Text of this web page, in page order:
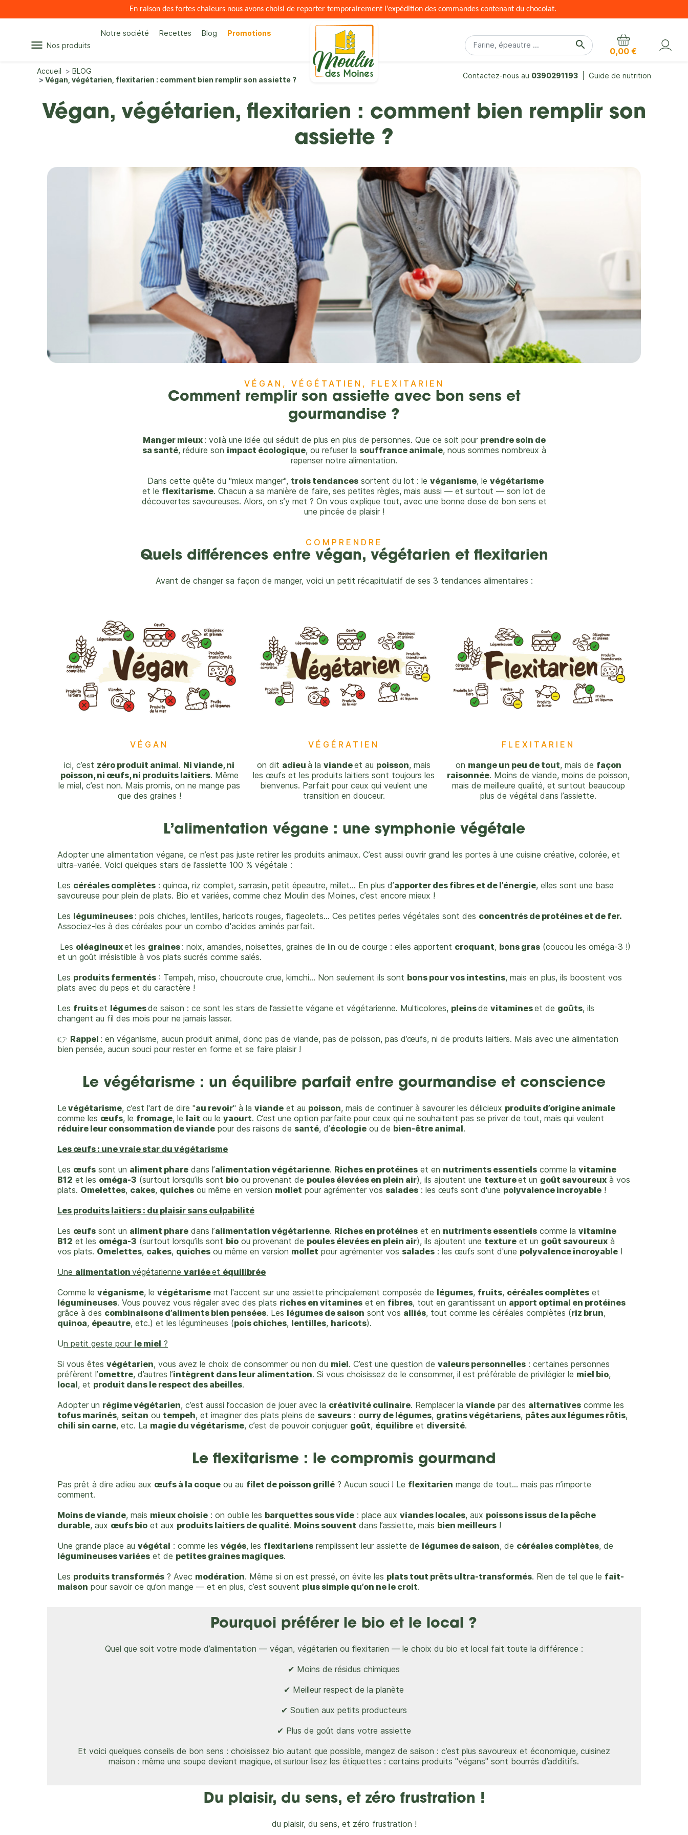
En raison des fortes chaleurs nous avons choisi de reporter temporairement l’expédition des commandes contenant du chocolat.
menu Nos produits
Notre société Recettes Blog Promotions
search
0,00 €
Accueil
BLOG
Végan, végétarien, flexitarien : comment bien remplir son assiette ?
Contactez-nous au 0390291193 Guide de nutrition
Végan, végétarien, flexitarien : comment bien remplir son
assiette ?
VÉGAN, VÉGÉTATIEN, FLEXITARIEN
Comment remplir son assiette avec bon sens et
gourmandise ?
Manger mieux : voilà une idée qui séduit de plus en plus de personnes. Que ce soit pour prendre soin de
sa santé, réduire son impact écologique, ou refuser la souffrance animale, nous sommes nombreux à
repenser notre alimentation.
Dans cette quête du "mieux manger", trois tendancessortent du lot : le véganisme, le végétarisme
et le flexitarisme. Chacun a sa manière de faire, ses petites règles, mais aussi — et surtout — son lot de
découvertes savoureuses. Alors, on s’y met ? On vous explique tout, avec une bonne dose de bon sens et
une pincée de plaisir !
COMPRENDRE
Quels différences entre végan, végétarien et flexitarien
Avant de changer sa façon de manger, voici un petit récapitulatif de ses 3 tendances alimentaires :
VÉGAN
ici, c’est zéro produit animal. Ni viande, ni
poisson, ni œufs, ni produits laitiers. Même
le miel, c’est non. Mais promis, on ne mange pas
que des graines !
VÉGÉRATIEN
on dit adieuà laviandeet au poisson, mais
les œufs et les produits laitiers sont toujours les
bienvenus. Parfait pour ceux qui veulent une
transition en douceur.
FLEXITARIEN
on mange un peu de tout, mais de façon
raisonnée. Moins de viande, moins de poisson,
mais de meilleure qualité, et surtout beaucoup
plus de végétal dans l’assiette.
L’alimentation végane : une symphonie végétale
Adopter une alimentation végane, ce n’est pas juste retirer les produits animaux. C’est aussi ouvrir grand les portes à une cuisine créative, colorée, et
ultra-variée. Voici quelques stars de l’assiette 100 % végétale :
Les céréales complètes : quinoa, riz complet, sarrasin, petit épeautre, millet... En plus d’apporter des fibres et de l’énergie, elles sont une base
savoureuse pour plein de plats. Bio et variées, comme chez Moulin des Moines, c’est encore mieux !
Les légumineuses : pois chiches, lentilles, haricots rouges, flageolets... Ces petites perles végétales sont des concentrés de protéines et de fer.
Associez-les à des céréales pour un combo d'acides aminés parfait.
Les oléagineuxet les graines : noix, amandes, noisettes, graines de lin ou de courge : elles apportent croquant, bons gras (coucou les oméga-3 !)
et un goût irrésistible à vos plats sucrés comme salés.
Les produits fermentés : Tempeh, miso, choucroute crue, kimchi… Non seulement ils sont bons pour vos intestins, mais en plus, ils boostent vos
plats avec du peps et du caractère !
Les fruitset légumesde saison : ce sont les stars de l’assiette végane et végétarienne. Multicolores, pleinsde vitamineset de goûts, ils
changent au fil des mois pour ne jamais lasser.
👉 Rappel : en véganisme, aucun produit animal, donc pas de viande, pas de poisson, pas d’œufs, ni de produits laitiers. Mais avec une alimentation
bien pensée, aucun souci pour rester en forme et se faire plaisir !
Le végétarisme : un équilibre parfait entre gourmandise et conscience
Le végétarisme, c’est l'art de dire "au revoir" à la viande et au poisson, mais de continuer à savourer les délicieux produits d’origine animale
comme les œufs, le fromage, le lait ou le yaourt. C’est une option parfaite pour ceux qui ne souhaitent pas se priver de tout, mais qui veulent
réduire leur consommation de viande pour des raisons de santé, d’écologie ou de bien-être animal.
Les œufs : une vraie star du végétarisme
Les œufs sont un aliment phare dans l’alimentation végétarienne. Riches en protéines et en nutriments essentiels comme la vitamine
B12 et les oméga-3 (surtout lorsqu’ils sont bio ou provenant de poules élevées en plein air), ils ajoutent une textureet un goût savoureux à vos
plats. Omelettes, cakes, quiches ou même en version mollet pour agrémenter vos salades : les œufs sont d'une polyvalence incroyable !
Les produits laitiers : du plaisir sans culpabilité
Les œufs sont un aliment phare dans l’alimentation végétarienne. Riches en protéines et en nutriments essentiels comme la vitamine
B12 et les oméga-3 (surtout lorsqu’ils sont bio ou provenant de poules élevées en plein air), ils ajoutent une texture et un goût savoureux à
vos plats. Omelettes, cakes, quiches ou même en version mollet pour agrémenter vos salades : les œufs sont d'une polyvalence incroyable !
Une alimentation végétarienne variéeet équilibrée
Comme le véganisme, le végétarisme met l'accent sur une assiette principalement composée de légumes, fruits, céréales complètes et
légumineuses. Vous pouvez vous régaler avec des plats riches en vitamines et en fibres, tout en garantissant un apport optimal en protéines
grâce à des combinaisons d’aliments bien pensées. Les légumes de saison sont vos alliés, tout comme les céréales complètes (riz brun,
quinoa, épeautre, etc.) et les légumineuses (pois chiches, lentilles, haricots).
Un petit geste pour le miel ?
Si vous êtes végétarien, vous avez le choix de consommer ou non du miel. C’est une question de valeurs personnelles : certaines personnes
préfèrent l’omettre, d’autres l’intègrent dans leur alimentation. Si vous choisissez de le consommer, il est préférable de privilégier le miel bio,
local, et produit dans le respect des abeilles.
Adopter un régime végétarien, c’est aussi l’occasion de jouer avec la créativité culinaire. Remplacer la viande par des alternatives comme les
tofus marinés, seitan ou tempeh, et imaginer des plats pleins de saveurs : curry de légumes, gratins végétariens, pâtes aux légumes rôtis,
chili sin carne, etc. La magie du végétarisme, c’est de pouvoir conjuguer goût, équilibre et diversité.
Le flexitarisme : le compromis gourmand
Pas prêt à dire adieu aux œufs à la coque ou au filet de poisson grillé ? Aucun souci ! Le flexitarien mange de tout… mais pas n’importe
comment.
Moins de viande, mais mieux choisie : on oublie les barquettes sous vide : place aux viandes locales, aux poissons issus de la pêche
durable, aux œufs bio et aux produits laitiers de qualité. Moins souvent dans l’assiette, mais bien meilleurs !
Une grande place au végétal : comme les végés, les flexitariens remplissent leur assiette de légumes de saison, de céréales complètes, de
légumineuses variées et de petites graines magiques.
Les produits transformés ? Avec modération. Même si on est pressé, on évite les plats tout prêts ultra-transformés. Rien de tel que le fait-
maison pour savoir ce qu’on mange — et en plus, c’est souvent plus simple qu’on ne le croit.
Pourquoi préférer le bio et le local ?
Quel que soit votre mode d’alimentation — végan, végétarien ou flexitarien — le choix du bio et local fait toute la différence :
✔ Moins de résidus chimiques
✔ Meilleur respect de la planète
✔ Soutien aux petits producteurs
✔ Plus de goût dans votre assiette
Et voici quelques conseils de bon sens : choisissez bio autant que possible, mangez de saison : c’est plus savoureux et économique, cuisinez
maison : même une soupe devient magique, et surtour l isez les étiquettes : certains produits "végans" sont bourrés d’additifs.
Du plaisir, du sens, et zéro frustration !
du plaisir, du sens, et zéro frustration !